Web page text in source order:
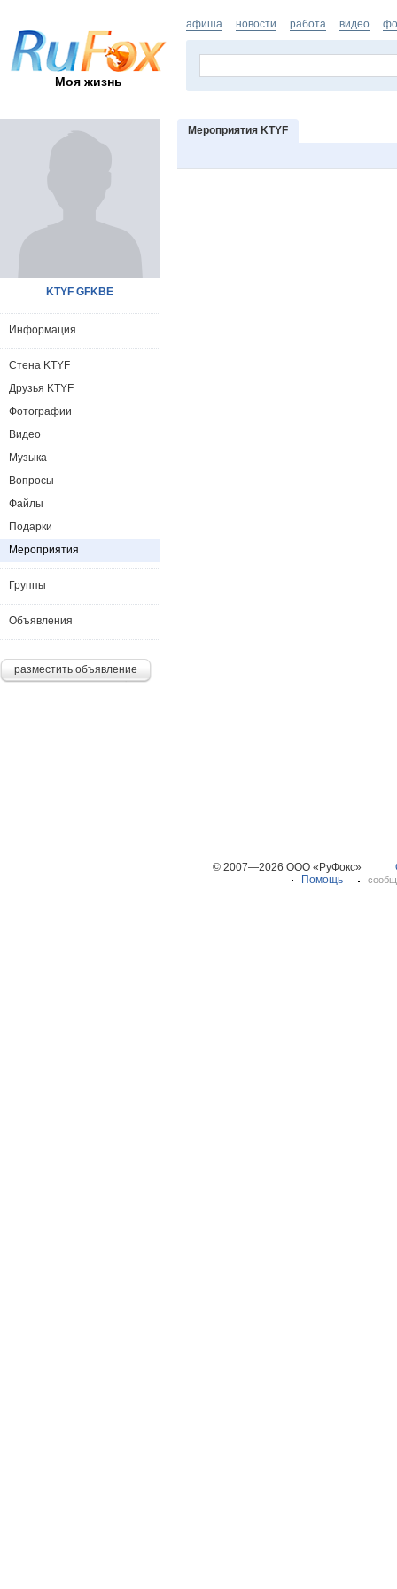
Моя жизнь
афиша новости работа видео
Мероприятия KTYF
KTYF GFKBE
Информация
Стена KTYF
Друзья KTYF
Фотографии
Видео
Музыка
Вопросы
Файлы
Подарки
Мероприятия
Группы
Объявления
разместить объявление
© 2007—2026 ООО «РуФокс»
Помощь